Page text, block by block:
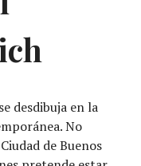
desdibuja en la
No
de Buenos